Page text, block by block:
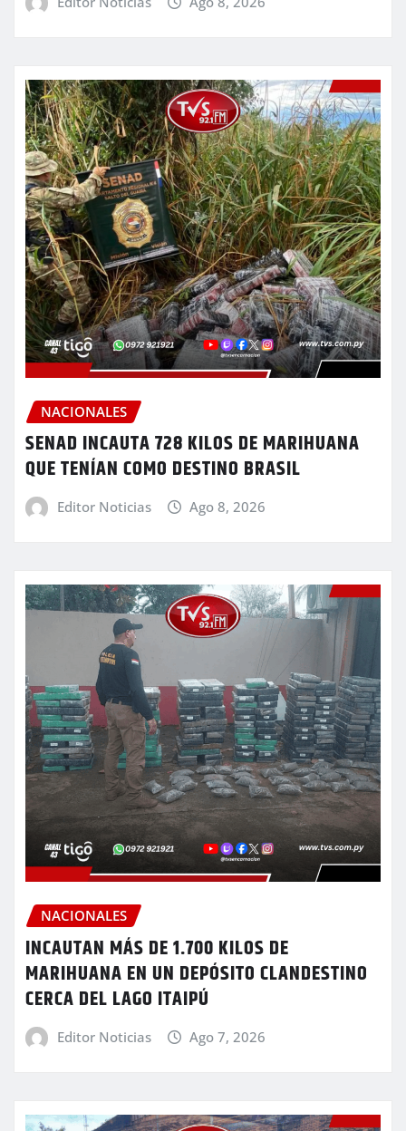
NACIONALES
SENAD INCAUTA 728 KILOS DE MARIHUANA
QUE TENÍAN COMO DESTINO BRASIL
Editor Noticias Ago 8, 2026
NACIONALES
INCAUTAN MÁS DE 1.700 KILOS DE
MARIHUANA EN UN DEPÓSITO CLANDESTINO
CERCA DEL LAGO ITAIPÚ
Editor Noticias Ago 7, 2026